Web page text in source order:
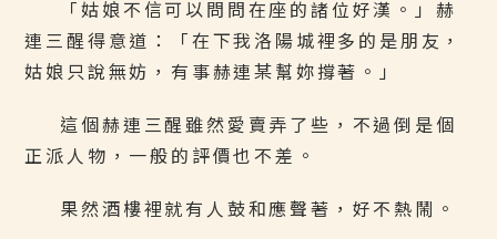
「姑娘不信可以問問在座的諸位好漢。」赫
連三醒得意道：「在下我洛陽城裡多的是朋友，
姑娘只說無妨，有事赫連某幫妳撐著。」
這個赫連三醒雖然愛賣弄了些，不過倒是個
正派人物，一般的評價也不差。
果然酒樓裡就有人鼓和應聲著，好不熱鬧。